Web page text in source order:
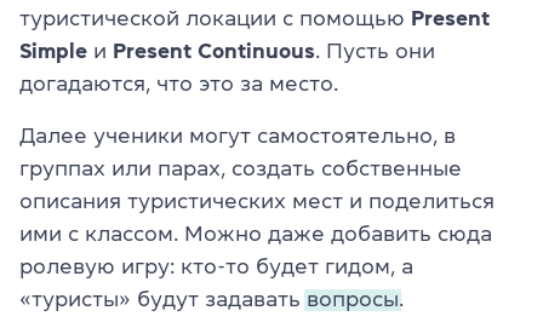
туристической локации с помощью Present
Simple и Present Continuous . Пусть они
догадаются, что это за место.
Далее ученики могут самостоятельно, в
группах или парах, создать собственные
описания туристических мест и поделиться
ими с классом. Можно даже добавить сюда
ролевую игру: кто-то будет гидом, а
«туристы» будут задавать вопросы.